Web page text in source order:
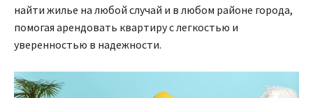
найти жилье на любой случай и в любом районе города,
помогая арендовать квартиру с легкостью и
уверенностью в надежности.